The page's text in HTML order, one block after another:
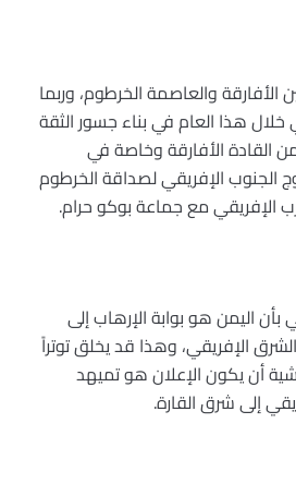
الأفارقة والعاصمة الخرطوم، وربما
هذا العام في بناء جسور الثقة
من القادة الأفارقة وخاصة في
الجنوب الإفريقي لصداقة الخرطوم
مع جماعة بوكو حرام.
بأن اليمن هو بوابة الإرهاب إلى
الإفريقي، وهذا قد يخلق توتراً
أن يكون الإعلان هو تميهد
إلى شرق القارة.